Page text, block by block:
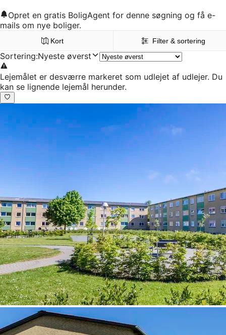
Opret en gratis BoligAgent for denne søgning og få e-
mails om nye boliger.
Kort Filter & sortering
Sortering:Nyeste øverst
Lejemålet er desværre markeret som udlejet af udlejer. Du
kan se lignende lejemål herunder.